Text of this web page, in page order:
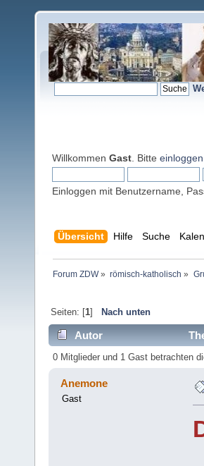
Willkommen Gast . Bitte einloggen
Einloggen mit Benutzername,
Übersicht Hilfe Suche
Forum ZDW» römisch-katholisch »
Seiten: [1] Nach unten
Autor
0 Mitglieder und 1 Gast betrachten
Anemone
Gast